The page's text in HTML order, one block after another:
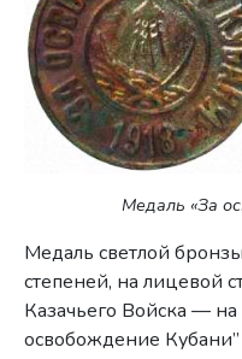
Медаль «За
Медаль светлой
степеней, на лицевой
Казачьего Войска —
освобождение